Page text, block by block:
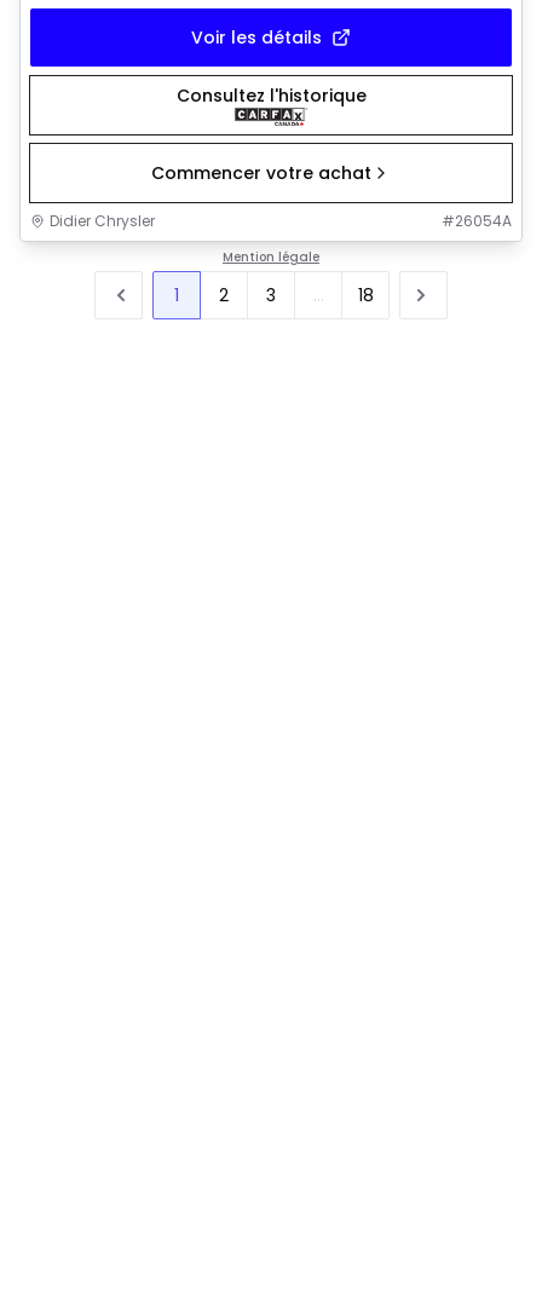
Voir les détails
Consultez l'historique
Commencer votre achat
Didier Chrysler #26054A
Mention légale
1 2 3 ... 18